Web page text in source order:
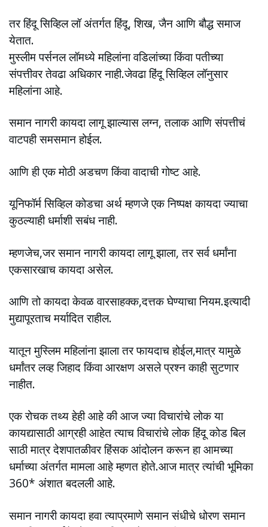
तर हिंदू सिव्हिल लॉ अंतर्गत हिंदू, शिख, जैन आणि बौद्ध समाज
येतात.
मुस्लीम पर्सनल लॉमध्ये महिलांना वडिलांच्या किंवा पतीच्या
संपत्तीवर तेवढा अधिकार नाही.जेवढा हिंदू सिव्हिल लॉनुसार
महिलांना आहे.
समान नागरी कायदा लागू झाल्यास लग्न, तलाक आणि संपत्तीचं
वाटपही समसमान होईल.
आणि ही एक मोठी अडचण किंवा वादाची गोष्ट आहे.
यूनिफॉर्म सिव्हिल कोडचा अर्थ म्हणजे एक निष्पक्ष कायदा ज्याचा
कुठल्याही धर्माशी सबंध नाही.
म्हणजेच,जर समान नागरी कायदा लागू झाला, तर सर्व धर्मांना
एकसारखाच कायदा असेल.
आणि तो कायदा केवळ वारसाहक्क,दत्तक घेण्याचा नियम.इत्यादी
मुद्यापूरताच मर्यादित राहील.
यातून मुस्लिम महिलांना झाला तर फायदाच होईल,मात्र यामुळे
धर्मांतर लव्ह जिहाद किंवा आरक्षण असले प्रश्न काही सुटणार
नाहीत.
एक रोचक तथ्य हेही आहे की आज ज्या विचारांचे लोक या
कायद्यासाठी आग्रही आहेत त्याच विचारांचे लोक हिंदू कोड बिल
साठी मात्र देशपातळीवर हिंसक आंदोलन करून हा आमच्या
धर्माच्या अंतर्गत मामला आहे म्हणत होते.आज मात्र त्यांची भूमिका
360* अंशात बदलली आहे.
समान नागरी कायदा हवा त्याप्रमाणे समान संधीचे धोरण समान